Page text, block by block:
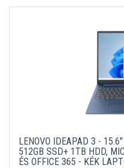
LENOVO IDEAPAD 3 -
512GB SSD+ 1TB HDD,
ÉS OFFICE 365 - KÉK